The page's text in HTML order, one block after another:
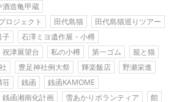
酒造亀甲蔵
ロジェクト
田代島猫
田代島猫巡りツアー
子
石澤ミヨ遺作展・小樽
祝津展望台 私の小樽 第一ゴム
籠と猫
豊足神社例大祭 輝楽飯店
野瀬栄進
荘 銭函
銭函KAMOME
銭函湘南化計画 雪あかりボランティア
館